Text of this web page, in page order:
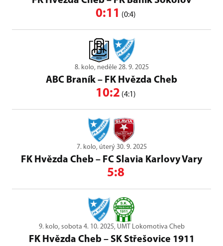
0:11 (0:4)
8. kolo, neděle 28. 9. 2025
ABC Braník – FK Hvězda Cheb
10:2 (4:1)
7. kolo, úterý 30. 9. 2025
FK Hvězda Cheb – FC Slavia Karlovy Vary
5:8
9. kolo, sobota 4. 10. 2025, UMT Lokomotiva Cheb
FK Hvězda Cheb– SK Střešovice 1911